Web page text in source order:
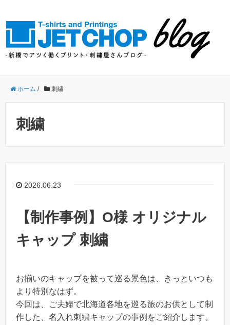
ホーム / 刺繍
刺繍
2026.06.23
【制作事例】O様 オリジナル
キャップ 刺繍
お揃いのキャップを被って巡る景色は、きっといつも
より特別なはず。
今回は、ご夫婦で北海道各地を巡る旅のお供として制
作した、名入れ刺繍キャップの事例をご紹介します。